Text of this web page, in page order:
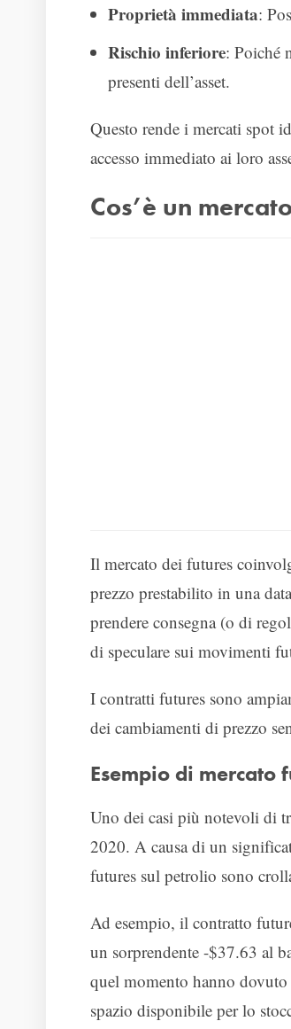
Proprietà immediata:
Rischio inferiore: Poiché
presenti dell’asset.
Questo rende i mercati spot
accesso immediato ai loro
Cos’è un
Il mercato dei futures
prezzo prestabilito in una
prendere consegna (o di
di speculare sui movimenti
I contratti futures sono
dei cambiamenti di prezzo
Esempio di mercato
Uno dei casi più notevoli di
2020. A causa di un
futures sul petrolio sono
Ad esempio, il contratto
un sorprendente -$37.63 al
quel momento hanno
spazio disponibile per lo